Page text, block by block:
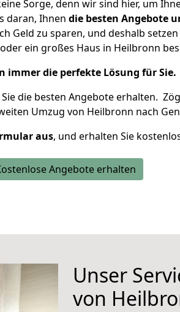
Sorge, denn wir sind hier, um
daran, Ihnen die besten Angebote
Geld zu sparen, und deshalb
ein großes Haus in Heilbronn
immer die perfekte Lösung für Sie.
die besten Angebote erhalten.
Umzug von Heilbronn nach
aus, und erhalten Sie
Angebote erhalten
Unser
von